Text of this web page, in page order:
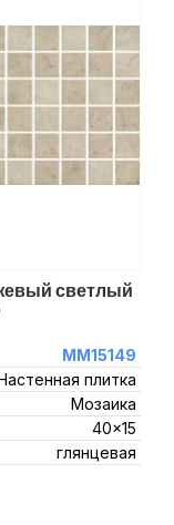
светлый
MM15149
плитка
Мозаика
40x15
глянцевая